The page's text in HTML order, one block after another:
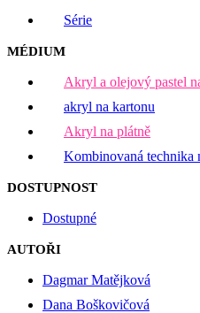
Série
MÉDIUM
Akryl a olejový pastel
akryl na kartonu
Akryl na plátně
Kombinovaná technika
DOSTUPNOST
Dostupné
AUTOŘI
Dagmar Matějková
Dana Boškovičová